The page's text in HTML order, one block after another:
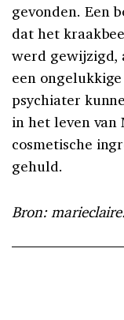
gevonden. Een
dat het
werd gewijzigd,
een
psychiater
in het leven van
cosmetische
gehuld.
Bron: